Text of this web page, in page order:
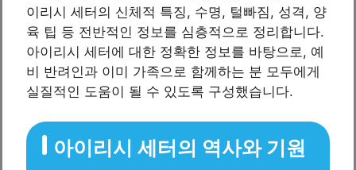
이리시 세터의 신체적 특징, 수명, 털빠짐, 성격, 양
육 팁 등 전반적인 정보를 심층적으로 정리합니다.
아이리시 세터에 대한 정확한 정보를 바탕으로, 예
비 반려인과 이미 가족으로 함께하는 분 모두에게
실질적인 도움이 될 수 있도록 구성했습니다.
아이리시 세터의 역사와 기원